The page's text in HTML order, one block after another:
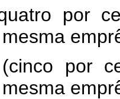
por
por